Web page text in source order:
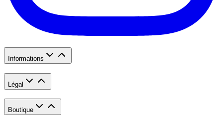
Informations
Légal
Boutique